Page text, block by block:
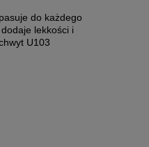
do każdego
lekkości i
U103